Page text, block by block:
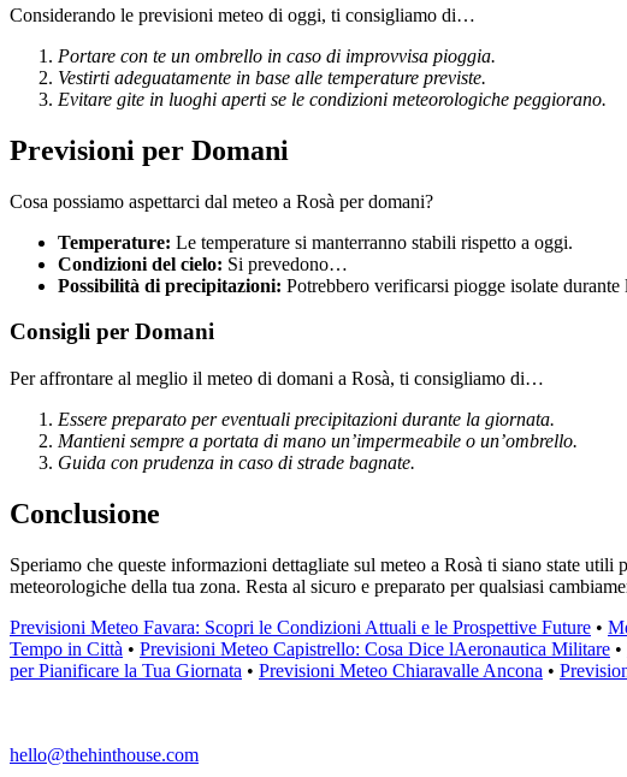
Considerando le previsioni meteo di oggi, ti consigliamo di…
Portare con te un ombrello in caso di improvvisa pioggia.
Vestirti adeguatamente in base alle temperature previste.
Evitare gite in luoghi aperti se le condizioni meteorologiche peggiorano.
Previsioni per Domani
Cosa possiamo aspettarci dal meteo a Rosà per domani?
Temperature: Le temperature si manterranno stabili rispetto a oggi.
Condizioni del cielo: Si prevedono…
Possibilità di precipitazioni: Potrebbero verificarsi piogge isolate durante
Consigli per Domani
Per affrontare al meglio il meteo di domani a Rosà, ti consigliamo di…
Essere preparato per eventuali precipitazioni durante la giornata.
Mantieni sempre a portata di mano un’impermeabile o un’ombrello.
Guida con prudenza in caso di strade bagnate.
Conclusione
Speriamo che queste informazioni dettagliate sul meteo a Rosà ti siano state
meteorologiche della tua zona. Resta al sicuro e preparato per qualsiasi
Previsioni Meteo Favara: Scopri le Condizioni Attuali e le Prospettive Future •
Tempo in Città • Previsioni Meteo Capistrello: Cosa Dice lAeronautica Militare •
per Pianificare la Tua Giornata • Previsioni Meteo Chiaravalle Ancona •
hello@thehinthouse.com